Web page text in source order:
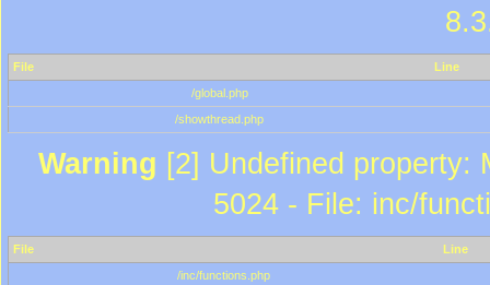
File
Line
/global.php
/showthread.php
Warning [2] Undefined property:
5024 - File: inc/
File
Line
/inc/functions.php